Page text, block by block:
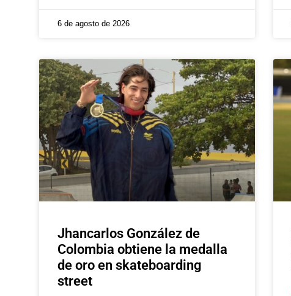
6 de agosto de 2026
Jhancarlos González de
Colombia obtiene la medalla
de oro en skateboarding
street